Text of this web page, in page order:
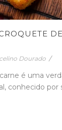
Dourado /
é uma
conhecido por